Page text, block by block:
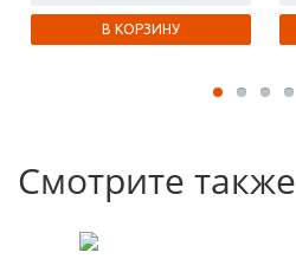
В КОРЗИНУ
Смотрите также